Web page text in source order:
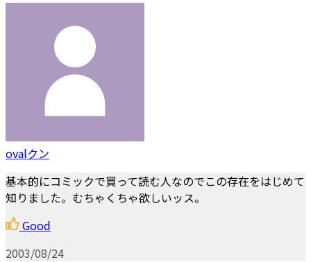
ovalクン
基本的にコミックで買って読む人なのでこの存在をはじめて
知りました。むちゃくちゃ欲しいッス。
Good
2003/08/24